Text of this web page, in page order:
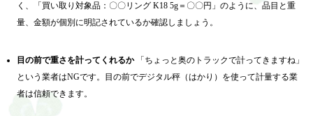
く、「買い取り対象品：〇〇リング K18 5g＝〇〇円」のように、品目と重
量、金額が個別に明記されているか確認しましょう。
目の前で重さを計ってくれるか「ちょっと奥のトラックで計ってきますね」
という業者はNGです。目の前でデジタル秤（はかり）を使って計量する業
者は信頼できます。